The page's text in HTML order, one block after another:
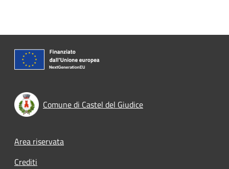
Comune di Castel del Giudice
Footer menu
Area riservata
Crediti